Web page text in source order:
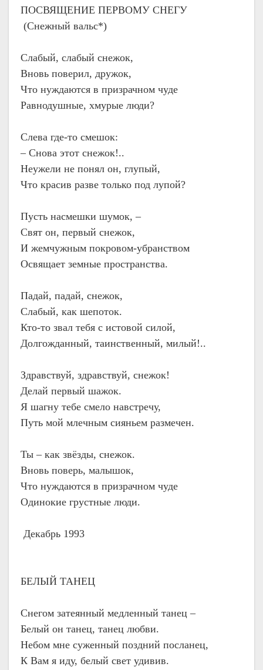
ПОСВЯЩЕНИЕ ПЕРВОМУ СНЕГУ
(Снежный вальс*)
Слабый, слабый снежок,
Вновь поверил, дружок,
Что нуждаются в призрачном чуде
Равнодушные, хмурые люди?
Слева где-то смешок:
– Снова этот снежок!..
Неужели не понял он, глупый,
Что красив разве только под лупой?
Пусть насмешки шумок, –
Свят он, первый снежок,
И жемчужным покровом-убранством
Освящает земные пространства.
Падай, падай, снежок,
Слабый, как шепоток.
Кто-то звал тебя с истовой силой,
Долгожданный, таинственный, милый!..
Здравствуй, здравствуй, снежок!
Делай первый шажок.
Я шагну тебе смело навстречу,
Путь мой млечным сияньем размечен.
Ты – как звёзды, снежок.
Вновь поверь, малышок,
Что нуждаются в призрачном чуде
Одинокие грустные люди.
Декабрь 1993
БЕЛЫЙ ТАНЕЦ
Снегом затеянный медленный танец –
Белый он танец, танец любви.
Небом мне суженный поздний посланец,
К Вам я иду, белый свет удивив.